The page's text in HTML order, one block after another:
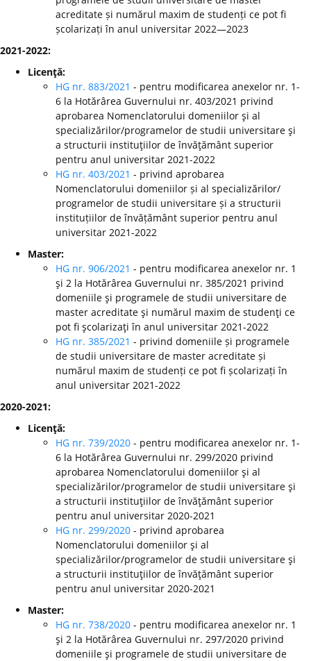
acreditate și numărul maxim de studenți ce pot fi
școlarizați în anul universitar 2022—2023
2021-2022:
Licenţă:
HG nr. 883/2021 - pentru modificarea anexelor nr. 1-
6 la Hotărârea Guvernului nr. 403/2021 privind
aprobarea Nomenclatorului domeniilor şi al
specializărilor/programelor de studii universitare şi
a structurii instituţiilor de învăţământ superior
pentru anul universitar 2021-2022
HG nr. 403/2021 - privind aprobarea
Nomenclatorului domeniilor și al specializărilor/
programelor de studii universitare și a structurii
instituțiilor de învățământ superior pentru anul
universitar 2021-2022
Master:
HG nr. 906/2021 - pentru modificarea anexelor nr. 1
şi 2 la Hotărârea Guvernului nr. 385/2021 privind
domeniile şi programele de studii universitare de
master acreditate şi numărul maxim de studenţi ce
pot fi şcolarizaţi în anul universitar 2021-2022
HG nr. 385/2021 - privind domeniile și programele
de studii universitare de master acreditate și
numărul maxim de studenți ce pot fi școlarizați în
anul universitar 2021-2022
2020-2021:
Licenţă:
HG nr. 739/2020 - pentru modificarea anexelor nr. 1-
6 la Hotărârea Guvernului nr. 299/2020 privind
aprobarea Nomenclatorului domeniilor şi al
specializărilor/programelor de studii universitare şi
a structurii instituţiilor de învăţământ superior
pentru anul universitar 2020-2021
HG nr. 299/2020 - privind aprobarea
Nomenclatorului domeniilor şi al
specializărilor/programelor de studii universitare şi
a structurii instituţiilor de învăţământ superior
pentru anul universitar 2020-2021
Master:
HG nr. 738/2020 - pentru modificarea anexelor nr. 1
şi 2 la Hotărârea Guvernului nr. 297/2020 privind
domeniile şi programele de studii universitare de